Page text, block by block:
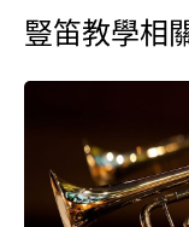
豎笛教學相